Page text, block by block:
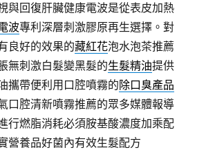
與回復肝臟健康電波是從表皮加熱
波專利深層刺激膠原再生選擇。對
良好的效果的藏紅花泡水泡茶推薦
無刺激白髮變黑髮的生髮精油提供
攜帶便利用口腔噴霧的除口臭產品
口腔清新噴霧推薦的眾多媒體報導
行燃脂消耗必須胺基酸濃度加乘配
營養品好菌內有效生髮配方